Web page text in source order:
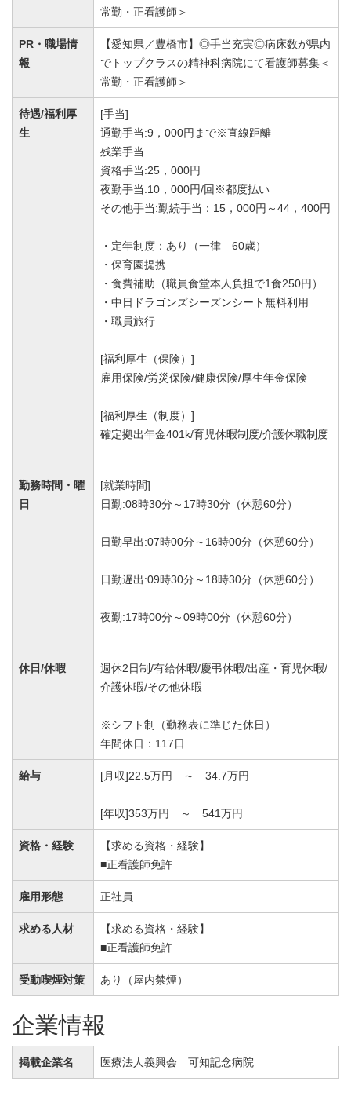
常勤・正看護師＞
PR・職場情
報
【愛知県／豊橋市】◎手当充実◎病床数が県内
でトップクラスの精神科病院にて看護師募集＜
常勤・正看護師＞
待遇/福利厚
生
[手当]
通勤手当:9，000円まで※直線距離
残業手当
資格手当:25，000円
夜勤手当:10，000円/回※都度払い
その他手当:勤続手当：15，000円～44，400円
・定年制度：あり（一律 60歳）
・保育園提携
・食費補助（職員食堂本人負担で1食250円）
・中日ドラゴンズシーズンシート無料利用
・職員旅行
[福利厚生（保険）]
雇用保険/労災保険/健康保険/厚生年金保険
[福利厚生（制度）]
確定拠出年金401k/育児休暇制度/介護休職制度
勤務時間・曜
日
[就業時間]
日勤:08時30分～17時30分（休憩60分）
日勤早出:07時00分～16時00分（休憩60分）
日勤遅出:09時30分～18時30分（休憩60分）
夜勤:17時00分～09時00分（休憩60分）
休日/休暇
週休2日制/有給休暇/慶弔休暇/出産・育児休暇/
介護休暇/その他休暇
※シフト制（勤務表に準じた休日）
年間休日：117日
給与 [月収]22.5万円 ～ 34.7万円
[年収]353万円 ～ 541万円
資格・経験
【求める資格・経験】
■正看護師免許
雇用形態 正社員
求める人材
【求める資格・経験】
■正看護師免許
受動喫煙対策 あり（屋内禁煙）
企業情報
掲載企業名 医療法人義興会 可知記念病院